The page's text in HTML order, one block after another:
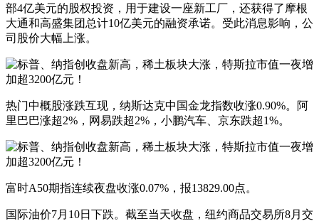
部4亿美元的股权投资，用于建设一座新工厂，还获得了摩根
大通和高盛集团总计10亿美元的融资承诺。受此消息影响，公
司股价大幅上涨。
热门中概股涨跌互现，纳斯达克中国金龙指数收涨0.90%。阿
里巴巴涨超2%，网易跌超2%，小鹏汽车、京东跌超1%。
富时A50期指连续夜盘收涨0.07%，报13829.00点。
国际油价7月10日下跌。截至当天收盘，纽约商品交易所8月交